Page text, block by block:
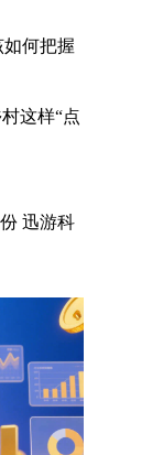
易号
何把握
这样“点
迅游科